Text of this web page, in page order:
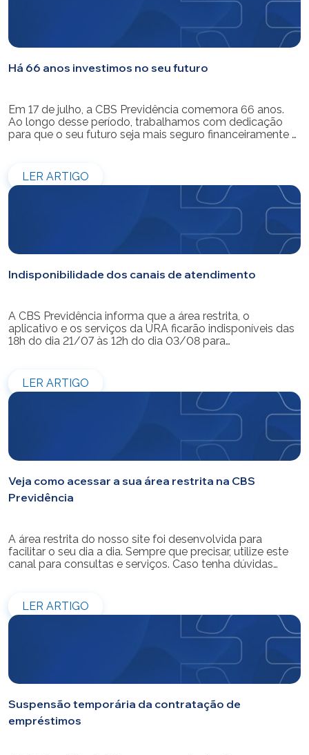
Há 66 anos investimos no seu futuro
Em 17 de julho, a CBS Previdência comemora 66 anos.
Ao longo desse período, trabalhamos com dedicação
para que o seu futuro seja mais seguro financeiramente e
eficiência e transparência os recursos dos nossos mais
de 39 mil participantes. Temos […]
LER ARTIGO
Indisponibilidade dos canais de atendimento
A CBS Previdência informa que a área restrita, o
aplicativo e os serviços da URA ficarão indisponíveis das
18h do dia 21/07 às 12h do dia 03/08 para
entre os dias 22/07 e 31/07. Reforçamos que as
simulações e contratações de empréstimos […]
LER ARTIGO
Veja como acessar a sua área restrita na CBS
Previdência
A área restrita do nosso site foi desenvolvida para
facilitar o seu dia a dia. Sempre que precisar, utilize este
canal para consultas e serviços. Caso tenha dúvidas
LER ARTIGO
Suspensão temporária da contratação de
empréstimos